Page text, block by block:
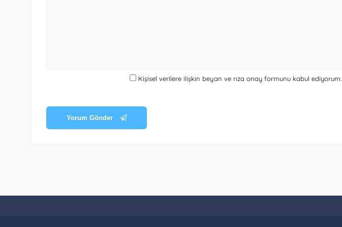
Kişisel verilere ilişkin beyan ve rıza onay formunukabul ediyorum.
Yorum Gönder